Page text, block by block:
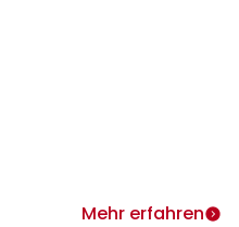
Mehr erfahren